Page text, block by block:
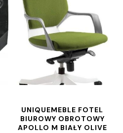
UNIQUEMEBLE FOTEL
BIUROWY OBROTOWY
APOLLO M BIAŁY OLIVE